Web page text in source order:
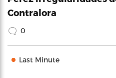
Contralora
0
Last Minute